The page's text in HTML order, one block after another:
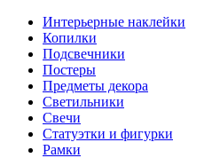
Интерьерные наклейки
Копилки
Подсвечники
Постеры
Предметы декора
Светильники
Свечи
Статуэтки и фигурки
Рамки